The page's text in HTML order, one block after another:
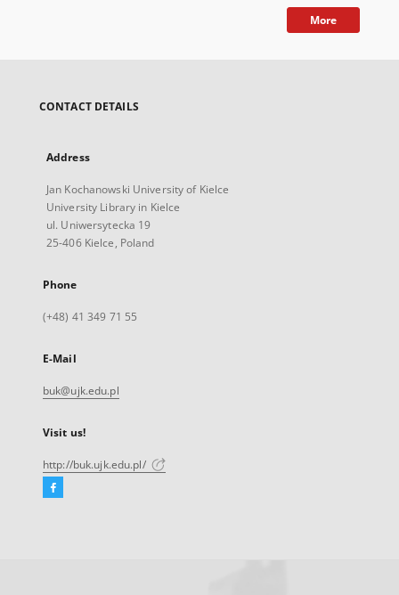
More
CONTACT DETAILS
Address
Jan Kochanowski University of Kielce
University Library in Kielce
ul. Uniwersytecka 19
25-406 Kielce, Poland
Phone
(+48) 41 349 71 55
E-Mail
buk@ujk.edu.pl
Visit us!
http://buk.ujk.edu.pl/
Facebook